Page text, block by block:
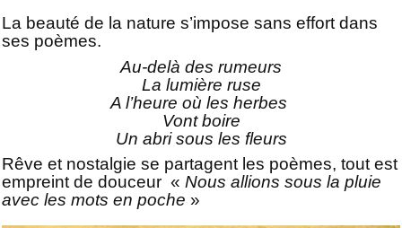
La beauté de la nature s’impose sans effort dans
ses poèmes.
Au-delà des rumeurs
La lumière ruse
A l’heure où les herbes
Vont boire
Un abri sous les fleurs
Rêve et nostalgie se partagent les poèmes, tout est
empreint de douceur « Nous allions sous la pluie
avec les mots en poche »